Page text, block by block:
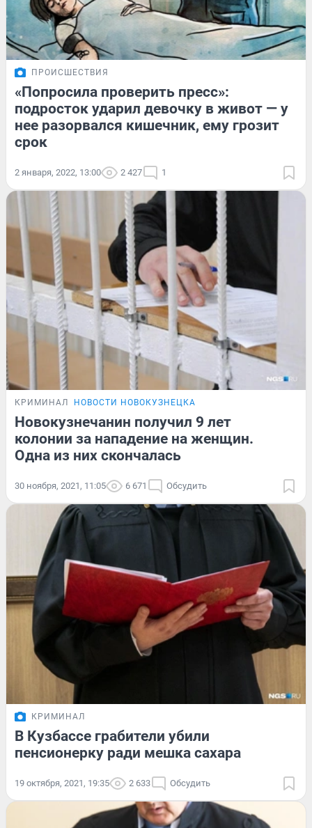
ПРОИСШЕСТВИЯ
«Попросила проверить пресс»:
подросток ударил девочку в живот — у
нее разорвался кишечник, ему грозит
срок
2 января, 2022, 13:00 2 427 1
КРИМИНАЛ НОВОСТИ НОВОКУЗНЕЦКА
Новокузнечанин получил 9 лет
колонии за нападение на женщин.
Одна из них скончалась
30 ноября, 2021, 11:05 6 671 Обсудить
КРИМИНАЛ
В Кузбассе грабители убили
пенсионерку ради мешка сахара
19 октября, 2021, 19:35 2 633 Обсудить